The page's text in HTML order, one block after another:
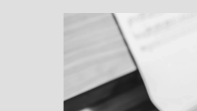
Dipartimento di supporto